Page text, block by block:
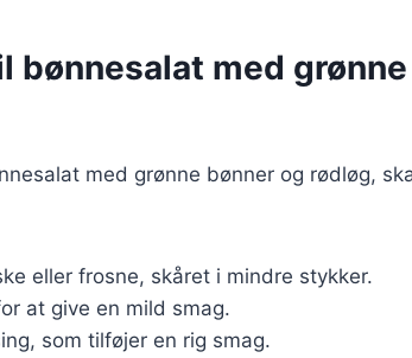
bønnesalat med
med grønne bønner og rødløg,
eller frosne, skåret i mindre stykker.
at give en mild smag.
som tilføjer en rig smag.